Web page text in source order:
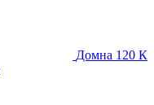
Домна 120 К